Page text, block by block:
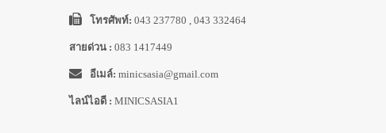
โทรศัพท์: 043 237780 , 043 332464
สายด่วน : 083 1417449
อีเมล์: minicsasia@gmail.com
ไลน์ไอดี : MINICSASIA1